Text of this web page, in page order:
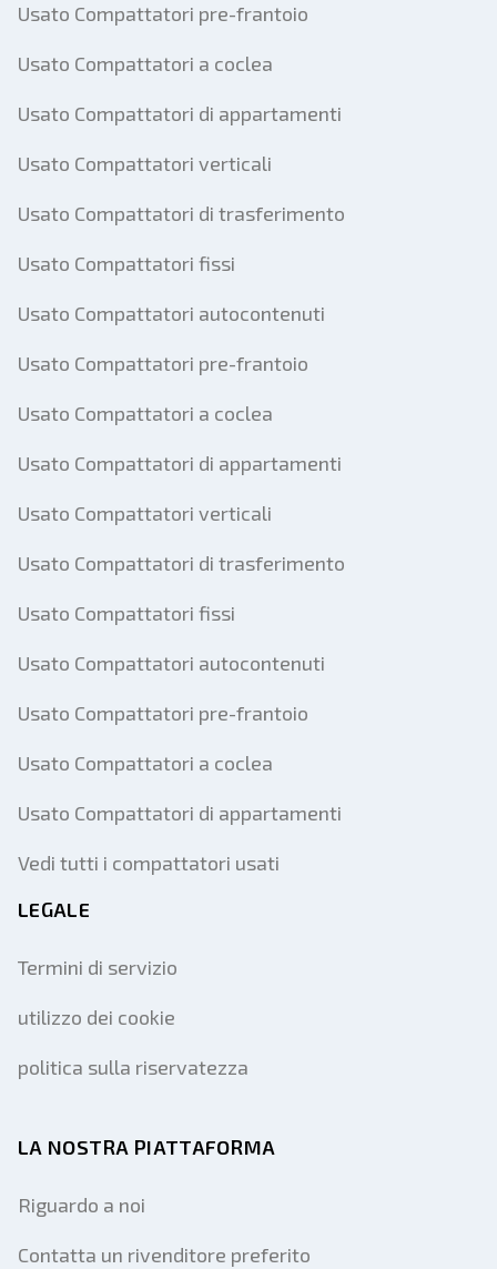
Usato Compattatori pre-frantoio
Usato Compattatori a coclea
Usato Compattatori di appartamenti
Usato Compattatori verticali
Usato Compattatori di trasferimento
Usato Compattatori fissi
Usato Compattatori autocontenuti
Usato Compattatori pre-frantoio
Usato Compattatori a coclea
Usato Compattatori di appartamenti
Usato Compattatori verticali
Usato Compattatori di trasferimento
Usato Compattatori fissi
Usato Compattatori autocontenuti
Usato Compattatori pre-frantoio
Usato Compattatori a coclea
Usato Compattatori di appartamenti
Vedi tutti i compattatori usati
LEGALE
Termini di servizio
utilizzo dei cookie
politica sulla riservatezza
LA NOSTRA PIATTAFORMA
Riguardo a noi
Contatta un rivenditore preferito